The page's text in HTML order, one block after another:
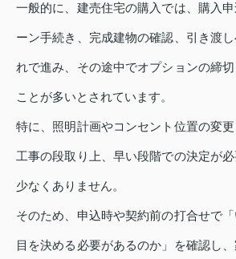
一般的に、建売住宅の購入では、購入
ーン手続き、完成建物の確認、引き渡
れで進み、その途中でオプションの締
ことが多いとされています。
特に、照明計画やコンセント位置の変更
工事の段取り上、早い段階での決定が
少なくありません。
そのため、申込時や契約前の打合せで
目を決める必要があるのか」を確認し